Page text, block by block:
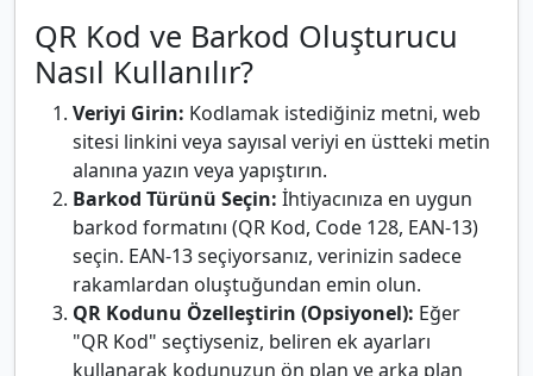
QR Kod ve Barkod Oluşturucu
Nasıl Kullanılır?
Veriyi Girin: Kodlamak istediğiniz metni, web
sitesi linkini veya sayısal veriyi en üstteki metin
alanına yazın veya yapıştırın.
Barkod Türünü Seçin: İhtiyacınıza en uygun
barkod formatını (QR Kod, Code 128, EAN-13)
seçin. EAN-13 seçiyorsanız, verinizin sadece
rakamlardan oluştuğundan emin olun.
QR Kodunu Özelleştirin (Opsiyonel): Eğer
"QR Kod" seçtiyseniz, beliren ek ayarları
kullanarak kodunuzun ön plan ve arka plan